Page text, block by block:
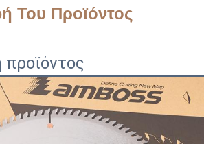
Του Προϊόντος